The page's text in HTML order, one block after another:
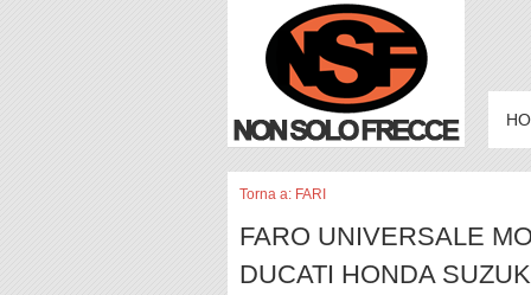
Torna a: FARI
FARO UNIVERSALE
DUCATI HONDA